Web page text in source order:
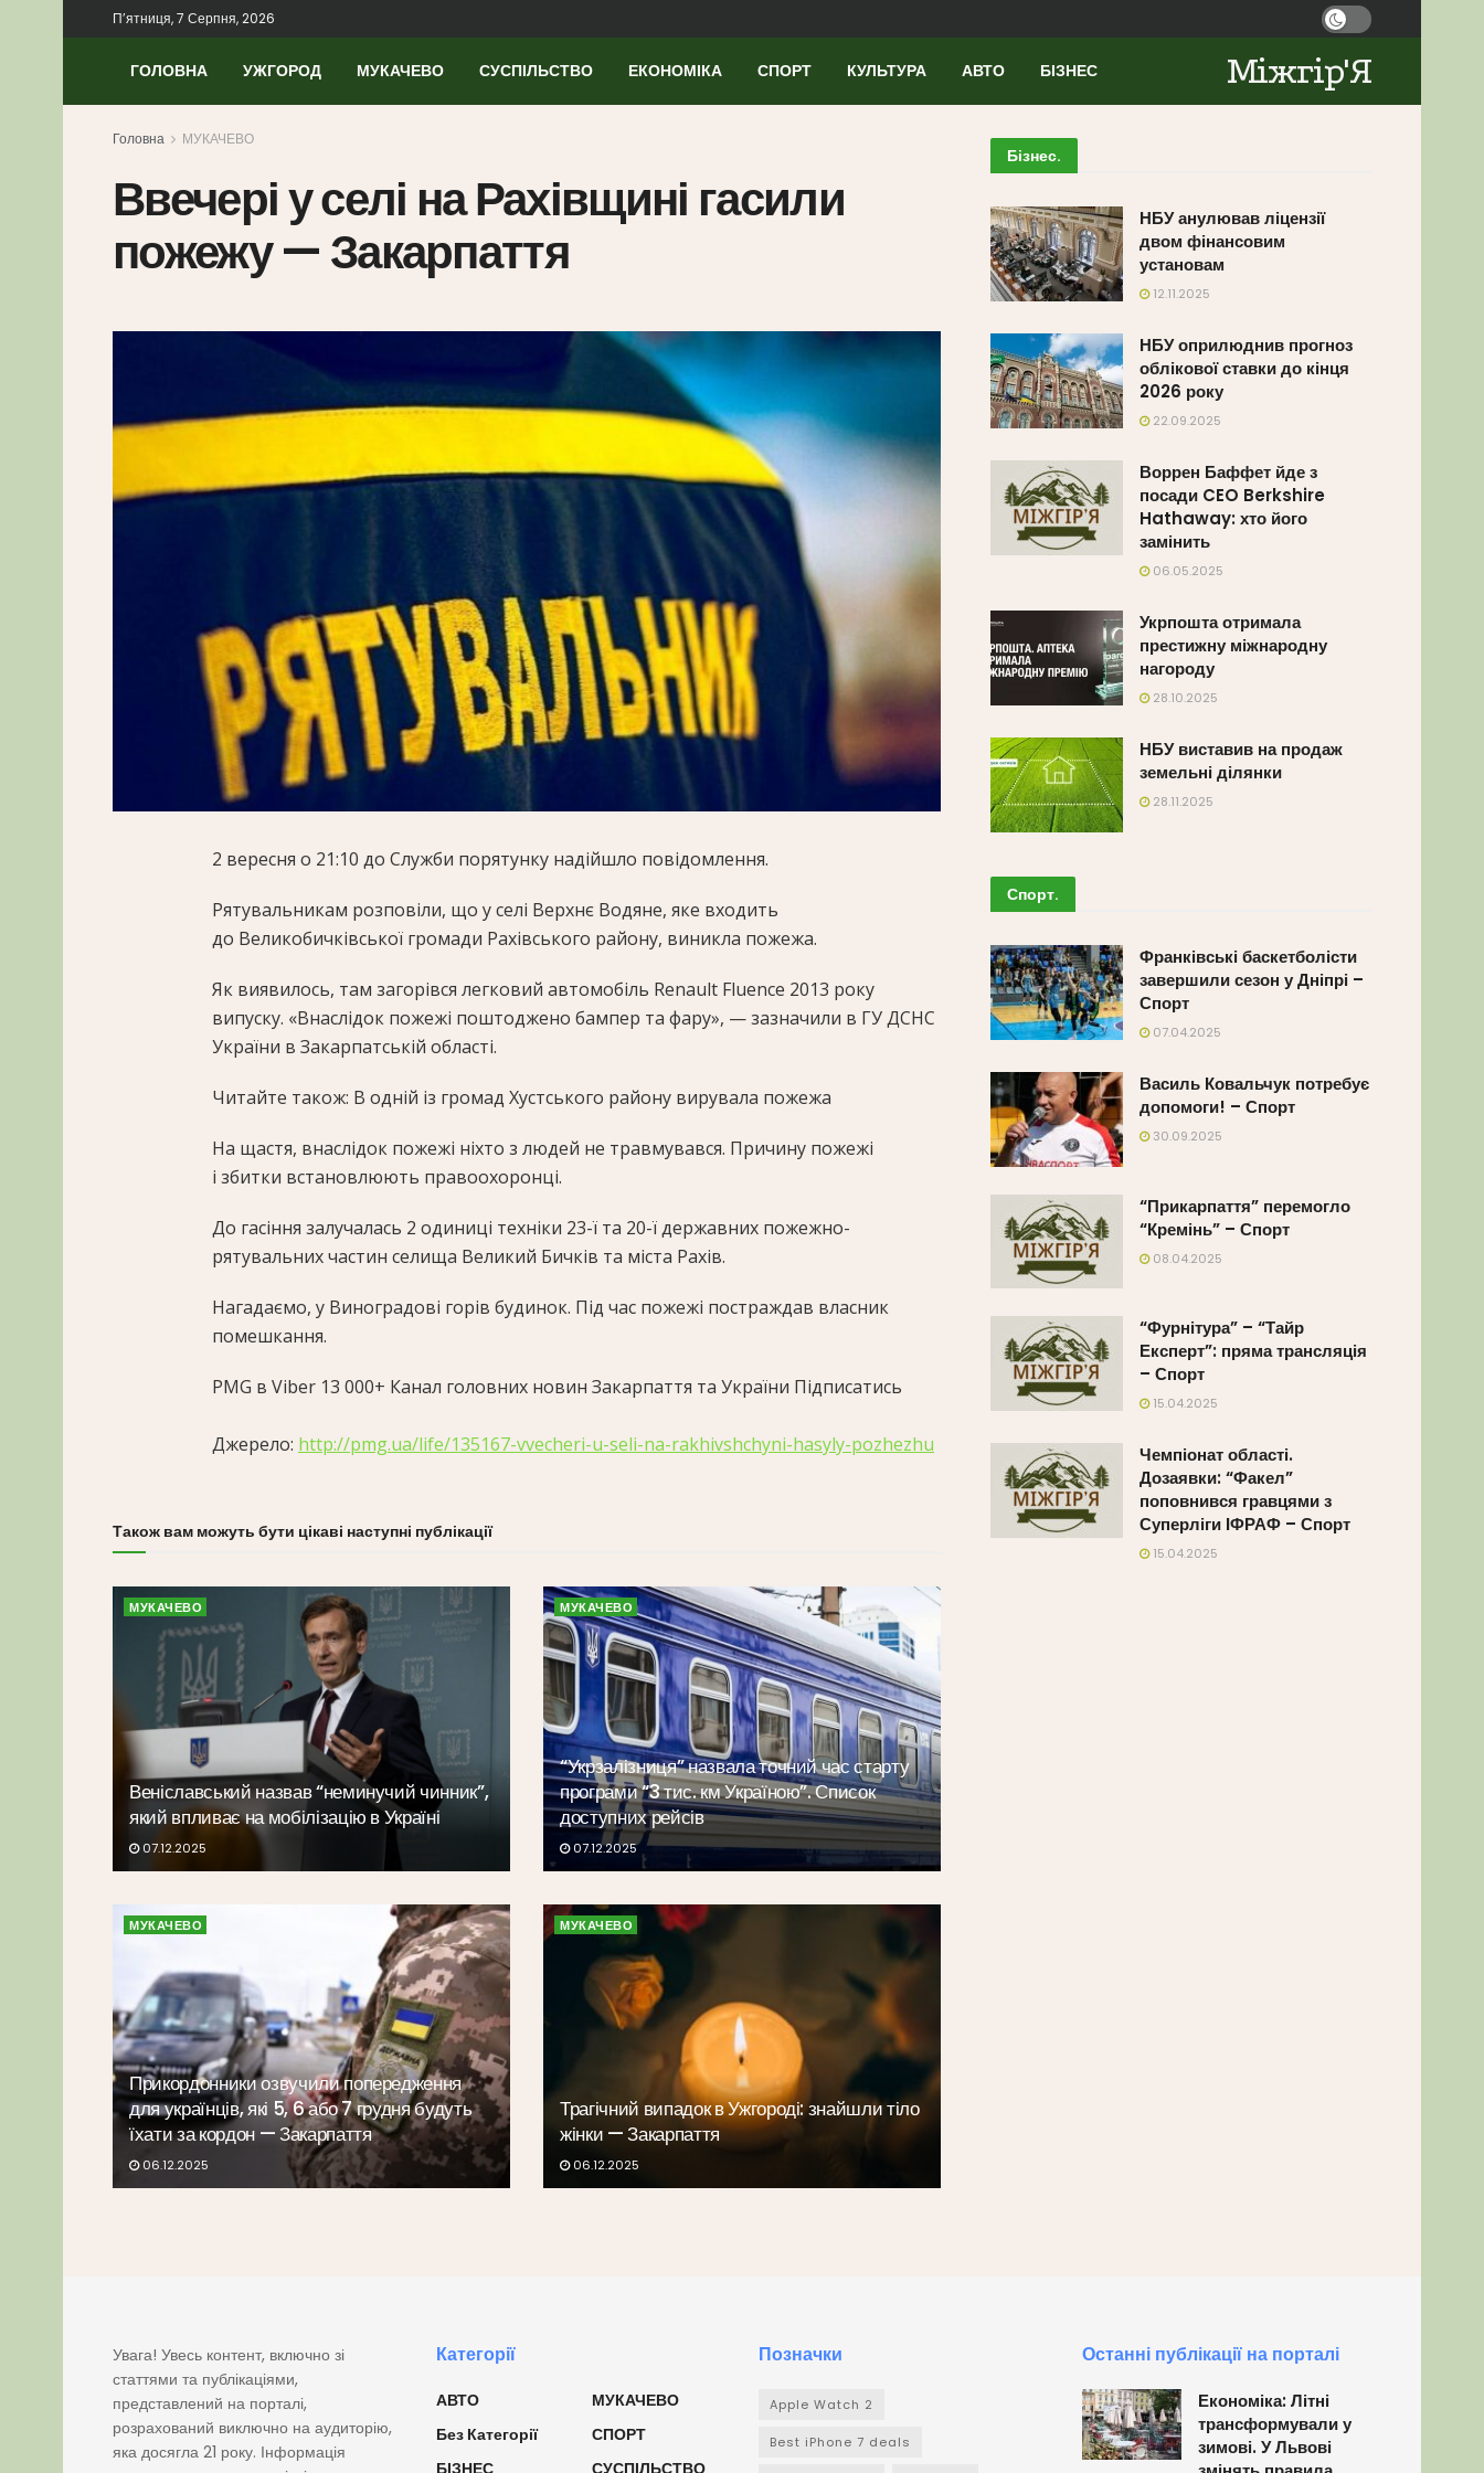
П’ятниця, 7 Серпня, 2026
ГОЛОВНА УЖГОРОД МУКАЧЕВО СУСПІЛЬСТВО ЕКОНОМІКА СПОРТ КУЛЬТУРА АВТО БІЗНЕС Міжгір'Я
Головна МУКАЧЕВО
Ввечері у селі на Рахівщині гасили
пожежу — Закарпаття
2 вересня о 21:10 до Служби порятунку надійшло повідомлення.
Рятувальникам розповіли, що у селі Верхнє Водяне, яке входить
до Великобичківської громади Рахівського району, виникла пожежа.
Як виявилось, там загорівся легковий автомобіль Renault Fluence 2013 року
випуску. «Внаслідок пожежі поштоджено бампер та фару», — зазначили в ГУ ДСНС
України в Закарпатській області.
Читайте також: В одній із громад Хустського району вирувала пожежа
На щастя, внаслідок пожежі ніхто з людей не травмувався. Причину пожежі
і збитки встановлюють правоохоронці.
До гасіння залучалась 2 одиниці техніки 23-ї та 20-ї державних пожежно-
рятувальних частин селища Великий Бичків та міста Рахів.
Нагадаємо, у Виноградові горів будинок. Під час пожежі постраждав власник
помешкання.
PMG в Viber 13 000+ Канал головних новин Закарпаття та України Підписатись
Джерело: http://pmg.ua/life/135167-vvecheri-u-seli-na-rakhivshchyni-hasyly-pozhezhu
Також вам можуть бути цікаві наступні публікації
МУКАЧЕВО
Веніславський назвав “неминучий чинник”,
який впливає на мобілізацію в Україні
07.12.2025
МУКАЧЕВО
“Укрзалізниця” назвала точний час старту
програми “3 тис. км Україною”. Список
доступних рейсів
07.12.2025
МУКАЧЕВО
Прикордонники озвучили попередження
для українців, які 5, 6 або 7 грудня будуть
їхати за кордон — Закарпаття
06.12.2025
МУКАЧЕВО
Трагічний випадок в Ужгороді: знайшли тіло
жінки — Закарпаття
06.12.2025
Бізнес.
НБУ анулював ліцензії
двом фінансовим
установам
12.11.2025
НБУ оприлюднив прогноз
облікової ставки до кінця
2026 року
22.09.2025
Воррен Баффет йде з
посади CEO Berkshire
Hathaway: хто його
замінить
06.05.2025
Укрпошта отримала
престижну міжнародну
нагороду
28.10.2025
НБУ виставив на продаж
земельні ділянки
28.11.2025
Спорт.
Франківські баскетболісти
завершили сезон у Дніпрі –
Спорт
07.04.2025
Василь Ковальчук потребує
допомоги! – Спорт
30.09.2025
“Прикарпаття” перемогло
“Кремінь” – Спорт
08.04.2025
“Фурнітура” – “Тайр
Експерт”: пряма трансляція
– Спорт
15.04.2025
Чемпіонат області.
Дозаявки: “Факел”
поповнився гравцями з
Суперліги ІФРАФ – Спорт
15.04.2025
Увага! Увесь контент, включно зі
статтями та публікаціями,
представлений на порталі,
розрахований виключно на аудиторію,
яка досягла 21 року. Інформація
Категорії
АВТО
Без Категорії
БІЗНЕС
МУКАЧЕВО
СПОРТ
СУСПІЛЬСТВО
Позначки
Apple Watch 2
Best iPhone 7 deals
Останні публікації на порталі
Економіка: Літні
трансформували у
зимові. У Львові